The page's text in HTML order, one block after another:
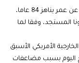
توفي وزير الخارجية الأمريكي الأسبق كولن باول عن عمر يناهز 84 عاما،
المستجد، وفقا لما
الأمريكي الأسبق
اليوم بسبب مضاعفات